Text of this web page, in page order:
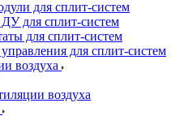
для сплит-систем
для сплит-систем
для сплит-систем
для сплит-систем
воздуха
воздуха